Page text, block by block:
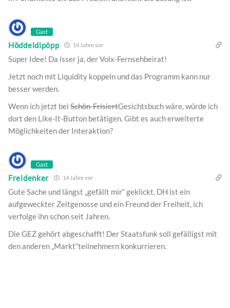
Gast
Höddeldipöpp 14 Jahre vor
Super Idee! Da isser ja, der Volx-Fernsehbeirat!
Jetzt noch mit Liquidity koppeln und das Programm kann nur
besser werden.
Wenn ich jetzt bei Schön-FrisiertGesichtsbuch wäre, würde ich
dort den Like-It-Button betätigen. Gibt es auch erweiterte
Möglichkeiten der Interaktion?
Gast
Freidenker 14 Jahre vor
Gute Sache und längst „gefällt mir“ geklickt. DH ist ein
aufgeweckter Zeitgenosse und ein Freund der Freiheit, ich
verfolge ihn schon seit Jahren.
Die GEZ gehört abgeschafft! Der Staatsfunk soll gefälligst mit
den anderen „Markt“teilnehmern konkurrieren.